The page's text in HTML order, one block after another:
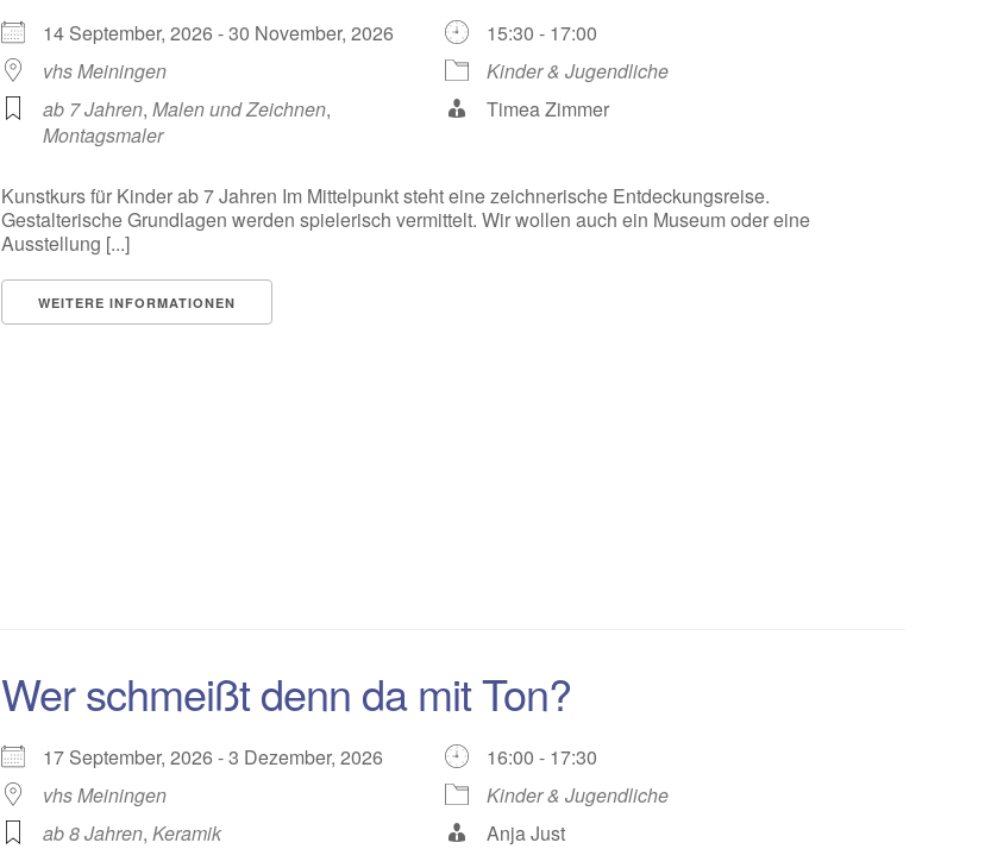
14 September, 2026 - 30 November, 2026
15:30 - 17:00
vhs Meiningen
Kinder & Jugendliche
ab 7 Jahren,Malen und Zeichnen,
Montagsmaler
Timea Zimmer
Kunstkurs für Kinder ab 7 Jahren Im Mittelpunkt steht eine zeichnerische Entdeckungsreise.
Gestalterische Grundlagen werden spielerisch vermittelt. Wir wollen auch ein Museum oder eine
Ausstellung [...]
WEITERE INFORMATIONEN
Wer schmeißt denn da mit Ton?
17 September, 2026 - 3 Dezember, 2026
16:00 - 17:30
vhs Meiningen
Kinder & Jugendliche
ab 8 Jahren,Keramik Anja Just